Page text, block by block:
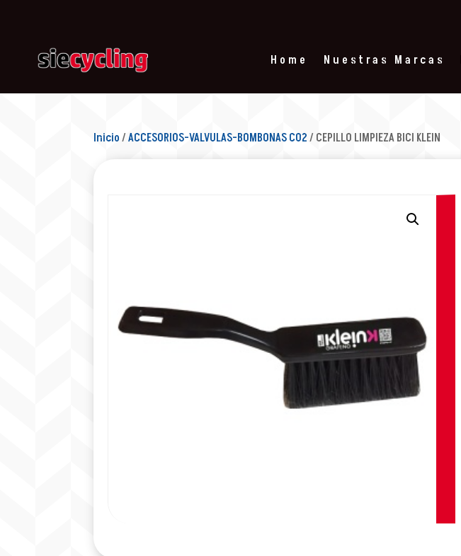
Home Nuestras Marcas
Inicio/ACCESORIOS-VALVULAS-BOMBONAS CO2/ CEPILLO LIMPIEZA BICI KLEIN